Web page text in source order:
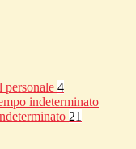
personale 4
indeterminato
21